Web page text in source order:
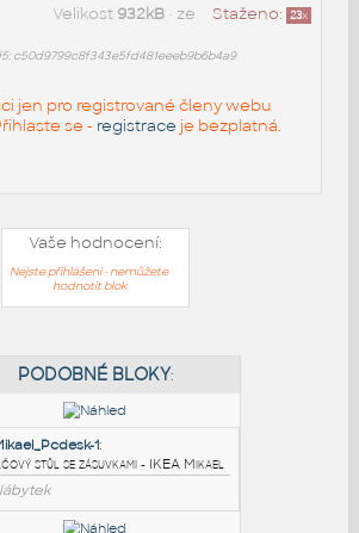
Staženo: 23x
Velikost 932kB• ze
c50d9799c8f343e5fd481eeeb9b6b4a9
jen pro registrované členy webu
se - registrace je bezplatná.
Vaše hodnocení:
Nejste přihlášeni - nemůžete
hodnotit blok